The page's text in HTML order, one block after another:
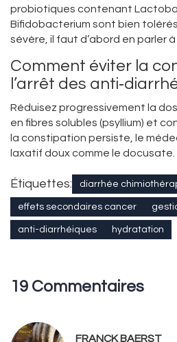
probiotiques contenant
Bifidobacterium sont bien
sévère, il faut d’abord en parler à
Comment éviter la
l’arrêt des
Réduisez progressivement la
en fibres solubles (psyllium) et
la constipation persiste, le
laxatif doux comme le docusate.
Étiquettes: diarrhée
effets secondaires cancer
anti-diarrhéiques hydratation
19 Commentaires
FRANCK BAERST